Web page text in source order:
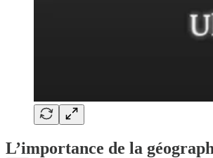
L’importance de la